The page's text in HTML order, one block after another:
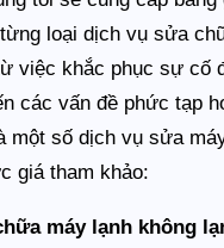
loại dịch vụ sửa
việc khắc phục sự cố
các vấn đề phức tạp
một số dịch vụ sửa
giá tham khảo:
máy lạnh không